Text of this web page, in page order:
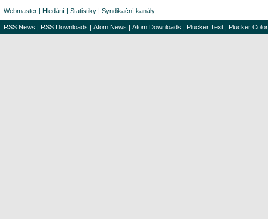
Webmaster | Hledání | Statistiky | Syndikační kanály
RSS News | RSS Downloads | Atom News | Atom Downloads | Plucker Text | Plucker Color